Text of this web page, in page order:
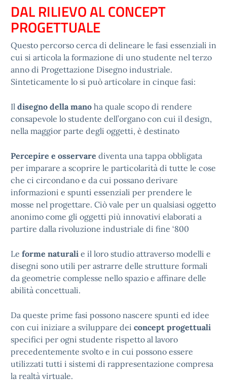
DAL RILIEVO AL CONCEPT
PROGETTUALE
Questo percorso cerca di delineare le fasi essenziali in
cui si articola la formazione di uno studente nel terzo
anno di Progettazione Disegno industriale.
Sinteticamente lo si può articolare in cinque fasi:
Il disegno della mano ha quale scopo di rendere
consapevole lo studente dell’organo con cui il design,
nella maggior parte degli oggetti, è destinato
Percepire e osservare diventa una tappa obbligata
per imparare a scoprire le particolarità di tutte le cose
che ci circondano e da cui possano derivare
informazioni e spunti essenziali per prendere le
mosse nel progettare. Ciò vale per un qualsiasi oggetto
anonimo come gli oggetti più innovativi elaborati a
partire dalla rivoluzione industriale di fine ‘800
Le forme naturali e il loro studio attraverso modelli e
disegni sono utili per astrarre delle strutture formali
da geometrie complesse nello spazio e affinare delle
abilità concettuali.
Da queste prime fasi possono nascere spunti ed idee
con cui iniziare a sviluppare dei concept progettuali
specifici per ogni studente rispetto al lavoro
precedentemente svolto e in cui possono essere
utilizzati tutti i sistemi di rappresentazione compresa
la realtà virtuale.